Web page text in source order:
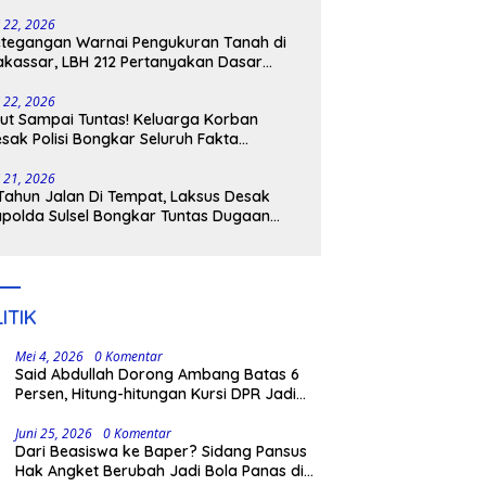
22, 2026
Warnai Pengukuran Tanah di
LBH 212 Pertanyakan Dasar
22, 2026
Sampai Tuntas! Keluarga Korban
Polisi Bongkar Seluruh Fakta
21, 2026
Jalan Di Tempat, Laksus Desak
Sulsel Bongkar Tuntas Dugaan
Mei 4, 2026 0 Komentar
Said Abdullah Dorong Ambang Batas 6
Persen, Hitung-hitungan Kursi DPR Jadi
Juni 25, 2026 0 Komentar
Dari Beasiswa ke Baper? Sidang Pansus
Hak Angket Berubah Jadi Bola Panas di